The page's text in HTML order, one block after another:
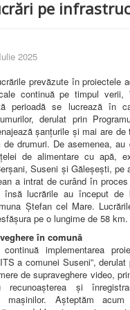
pe
2025
prevăzute în proiectele
continuă pe timpul verii,
perioadă se lucrează în
derulat prin
șanțurile și mai are
drumuri. De asemenea, au
de alimentare cu apă,
Suseni și Găleșești, pe
a intrat de curând în
însă lucrările au început
Ștefan cel Mare.
pe o lungime de 58 km.
în comună
implementarea
a comunei Suseni”, derulat
de supraveghere video,
și
mașinilor. Așteptăm